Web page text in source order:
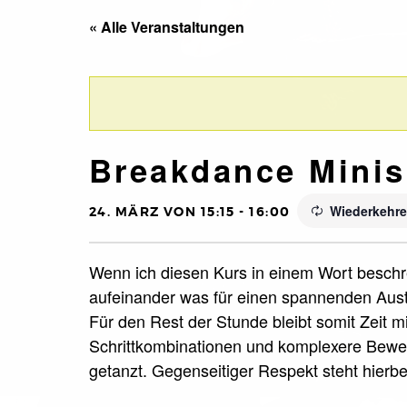
« Alle Veranstaltungen
Breakdance
24. MÄRZ VON 15:15 -16:00
Wenn ich diesen Kurs in einem Wort
aufeinander was für einen spannenden
Für den Rest der Stunde bleibt somit Zeit
Schrittkombinationen und komplexere
getanzt. Gegenseitiger Respekt steht